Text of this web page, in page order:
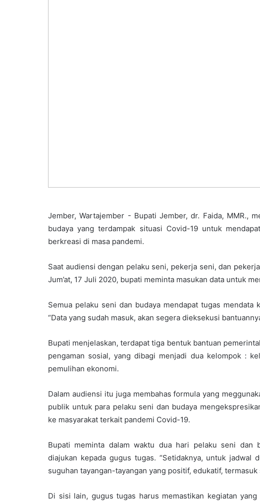
Jember, Wartajember - Bupati Jember, dr. Faida, MMR.,
budaya yang terdampak situasi Covid-19 untuk
berkreasi di masa pandemi.
Saat audiensi dengan pelaku seni, pekerja seni, dan
Jum’at, 17 Juli 2020, bupati meminta masukan data untuk
Semua pelaku seni dan budaya mendapat tugas mendata
“Data yang sudah masuk, akan segera dieksekusi
Bupati menjelaskan, terdapat tiga bentuk bantuan
pengaman sosial, yang dibagi menjadi dua kelompok :
pemulihan ekonomi.
Dalam audiensi itu juga membahas formula yang
publik untuk para pelaku seni dan budaya
ke masyarakat terkait pandemi Covid-19.
Bupati meminta dalam waktu dua hari pelaku seni dan
diajukan kepada gugus tugas. “Setidaknya, untuk jadwal
suguhan tayangan-tayangan yang positif, edukatif, termasuk
Di sisi lain, gugus tugas harus memastikan kegiatan